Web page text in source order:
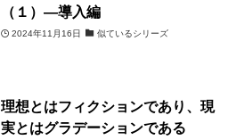
（１）―導入編
2024年11月16日 似ているシリーズ
理想とはフィクションであり、現
実とはグラデーションである